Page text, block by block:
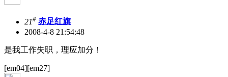
21# 赤足红旗
2008-4-8 21:54:48
是我工作失职，理应加分！
[em04][em27]